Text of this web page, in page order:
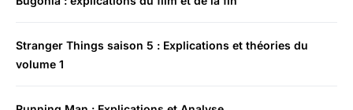
Stranger Things saison 5 : Explications et théories du
volume 1